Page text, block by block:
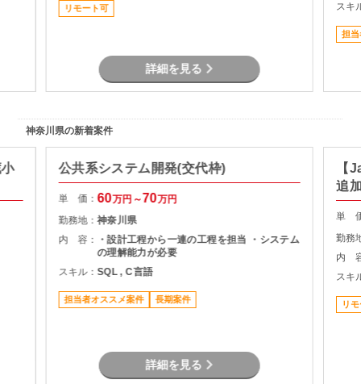
リモート可
詳細を見る
スキ
担当
神奈川県の新着案件
公共系システム開発(交代枠)
単 価：60万円～70万円
勤務地：神奈川県
内 容：
・設計工程から一連の工程を担当 ・システム
の理解能力が必要
スキル：SQL , C言語
担当者オススメ案件 長期案件
詳細を見る
【
追
単
勤務
内
スキ
リ